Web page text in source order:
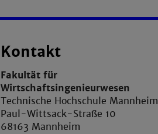
Kontakt
Fakultät für
Wirtschaftsingenieurwesen
Technische Hochschule Mannheim
Paul-Wittsack-Straße 10
68163 Mannheim